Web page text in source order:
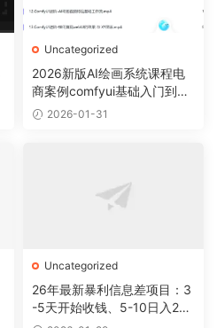
Uncategorized
2026新版AI绘画系统课程电
商案例comfyui基础入门到精
通视频教程
2026-01-31
Uncategorized
26年最新暴利信息差项目：3
-5天开始收钱、5-10日入200
+，10天后稳定300+，0门槛